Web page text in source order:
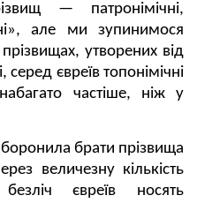
— патронімічні,
але ми зупинимося
утворених від
серед євреїв топонімічні
частіше, ніж у
брати прізвища
величезну кількість
євреїв носять